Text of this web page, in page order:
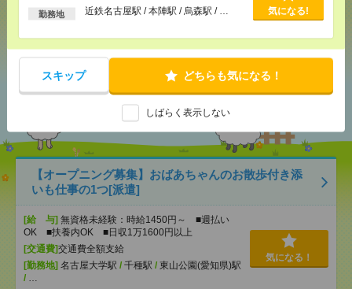
以上
勤務地 近鉄名古屋駅 / 本陣駅 / 烏森駅 / … 気になる!
スキップ どちらも気になる！
しばらく表示しない
あなたの閲覧履歴からの
おすすめ
【オープニング募集】おばあちゃんのお散歩付き添
いも仕事の1つ[派遣]
[給 与] 無資格未経験：時給1450円～ ■週払い
OK ■扶養内OK ■日収1万1600円以上
[交通費]交通費全額支給
[勤務地] 名古屋大学駅 / 千種駅 / 東山公園(愛知県)駅
/ …
気になる！